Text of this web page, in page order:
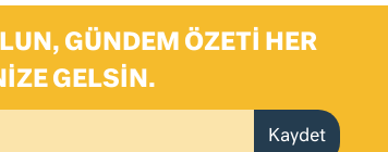
GÜNDEM ÖZETI HER
GELSIN.
Kaydet